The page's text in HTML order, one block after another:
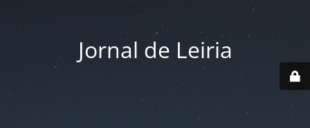
Jornal de Leiria